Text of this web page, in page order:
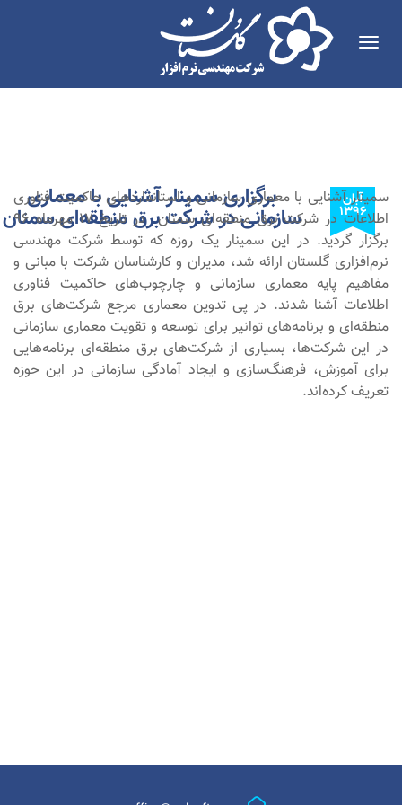
Toggle
navigation
آبان
۱۳۹۶ برگزاری سمینار آشنایی با معماری
سازمانی در شرکت برق منطقه‌ای سمنان
سمینار آشنایی با معماری سازمانی و استانداردهای حاکمیت فناوری
اطلاعات در شرکت برق منطقه‌ای سمنان در تاریخ 17 مهرماه 96
برگزار گردید. در این سمینار یک روزه که توسط شرکت مهندسی
نرم‌افزاری گلستان ارائه شد، مدیران و کارشناسان شرکت با مبانی و
مفاهیم پایه معماری سازمانی و چارچوب‌های حاکمیت فناوری
اطلاعات آشنا شدند. در پی تدوین معماری مرجع شرکت‌های برق
منطقه‌ای و برنامه‌های توانیر برای توسعه و تقویت معماری سازمانی
در این شرکت‌ها، بسیاری از شرکت‌های برق منطقه‌ای برنامه‌هایی
برای آموزش، فرهنگ‌سازی و ایجاد آمادگی سازمانی در این حوزه
تعریف کرده‌اند.